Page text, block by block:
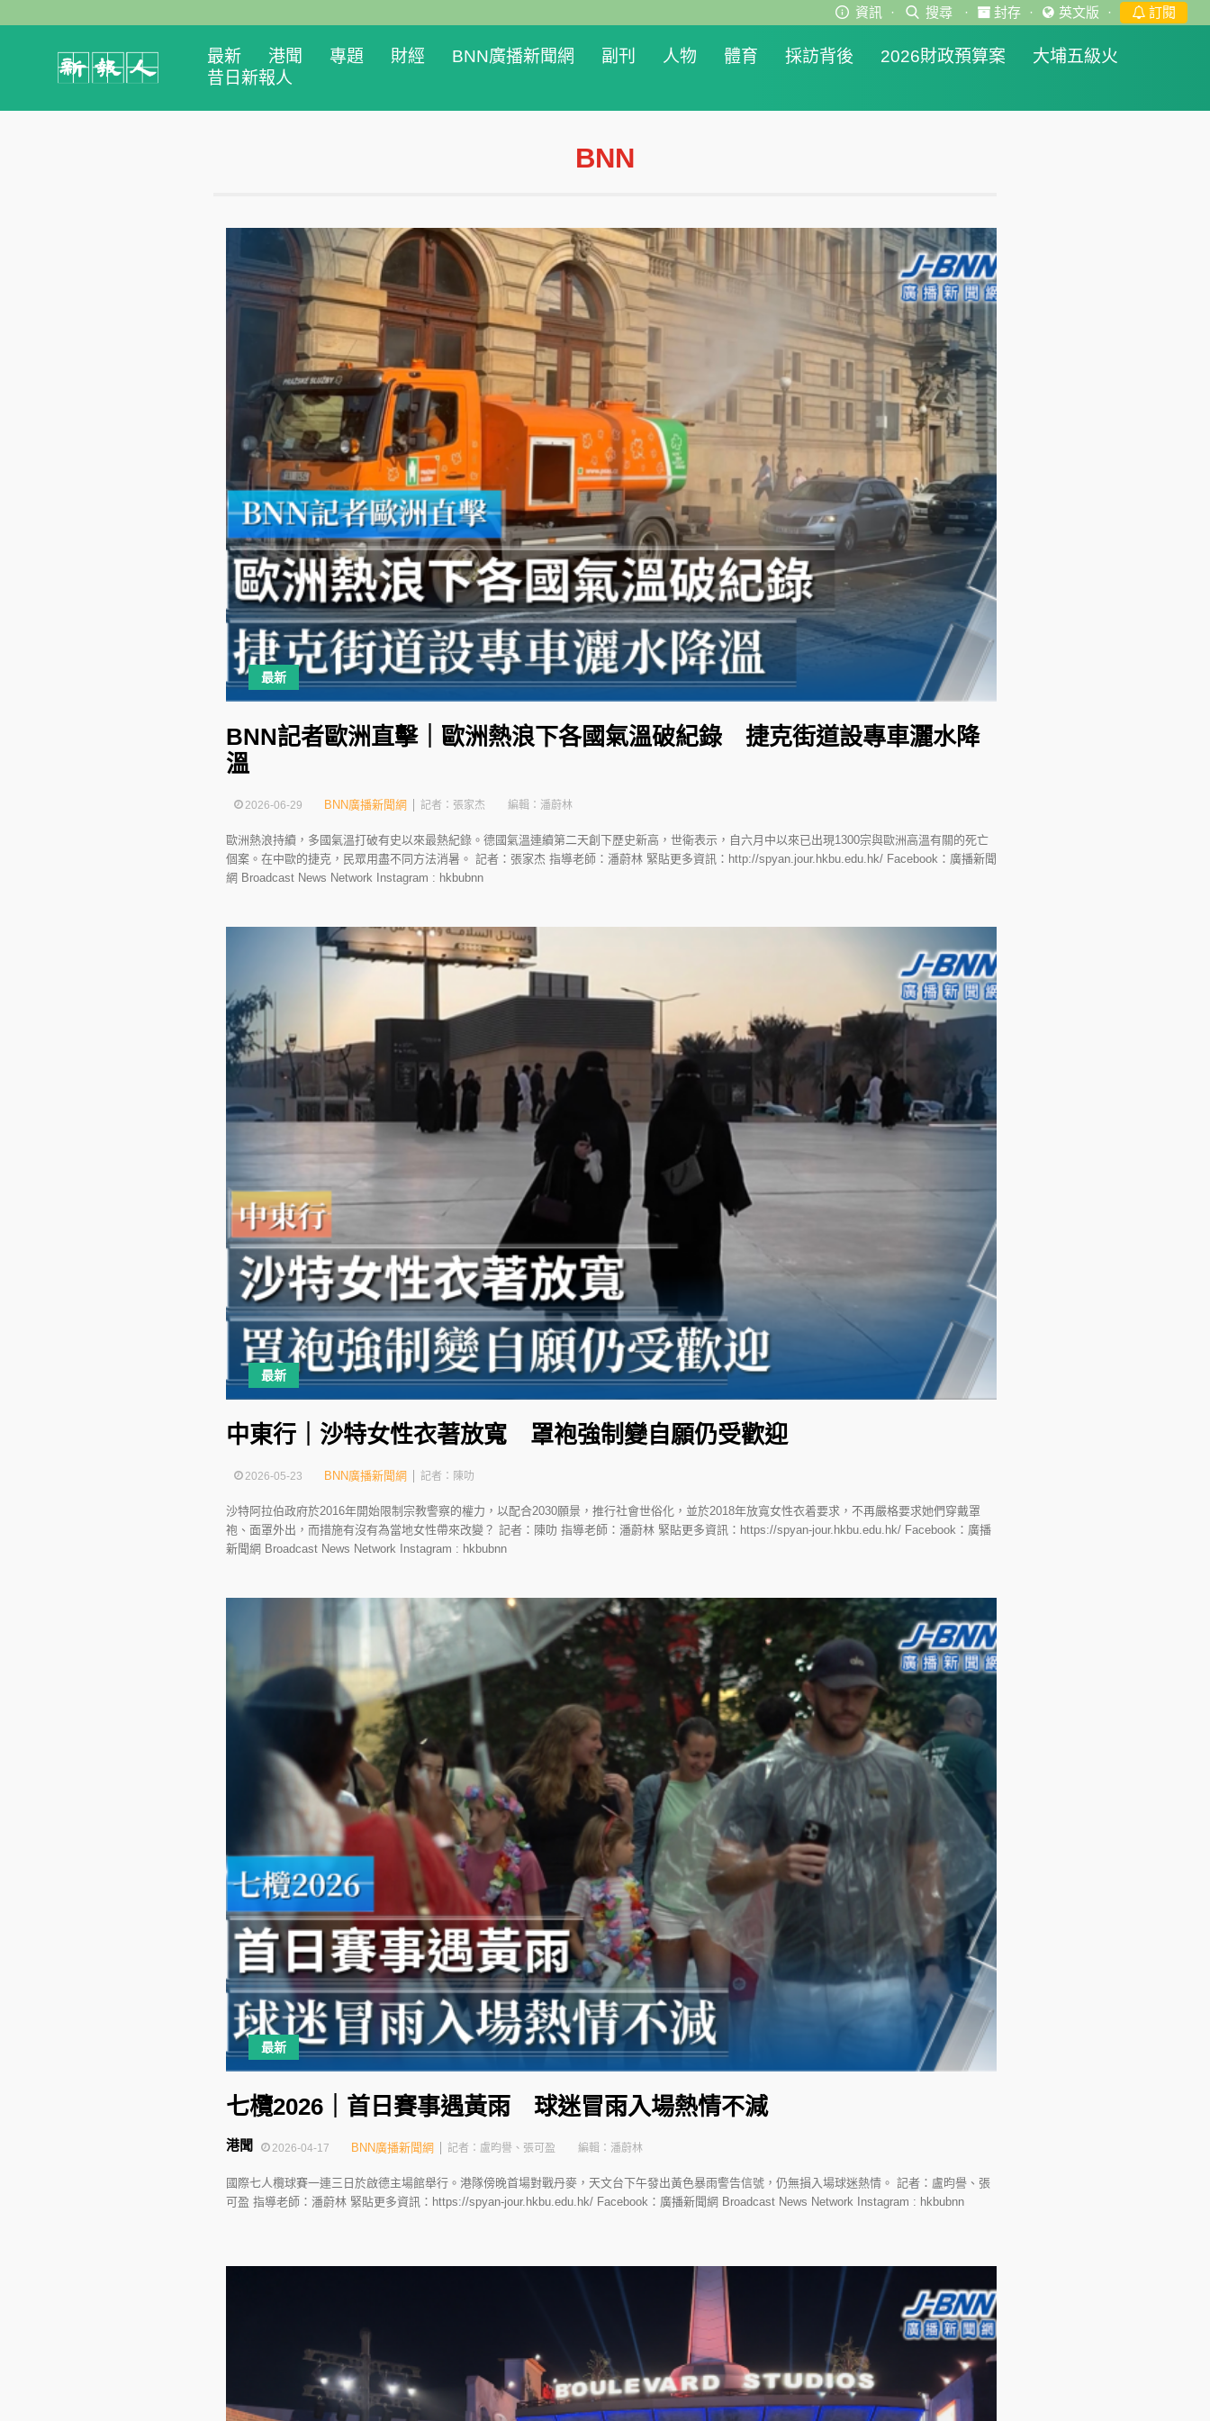
資訊 · 搜尋 · 封存 · 英文版 · 訂閱
最新 港聞 專題 財經 BNN廣播新聞網 副刊 人物 體育 採訪背後 2026財政預算案
大埔五級火
昔日新報人
BNN
最新
BNN記者歐洲直擊｜歐洲熱浪下各國氣溫破紀錄 捷克街道設專車灑水降
溫
2026-06-29 BNN廣播新聞網 記者：張家杰 編輯：潘蔚林
歐洲熱浪持續，多國氣溫打破有史以來最熱紀錄。德國氣溫連續第二天創下歷史新高，世衛表示，自六月中以來已出現1300宗與歐洲高溫有關的死亡
個案。在中歐的捷克，民眾用盡不同方法消暑。 記者：張家杰 指導老師：潘蔚林 緊貼更多資訊：http://spyan.jour.hkbu.edu.hk/ Facebook：廣播新聞
網 Broadcast News Network Instagram : hkbubnn
最新
中東行｜沙特女性衣著放寬 罩袍強制變自願仍受歡迎
2026-05-23 BNN廣播新聞網 記者：陳叻
沙特阿拉伯政府於2016年開始限制宗教警察的權力，以配合2030願景，推行社會世俗化，並於2018年放寬女性衣着要求，不再嚴格要求她們穿戴罩
袍、面罩外出，而措施有沒有為當地女性帶來改變？ 記者：陳叻 指導老師：潘蔚林 緊貼更多資訊：https://spyan-jour.hkbu.edu.hk/ Facebook：廣播
新聞網 Broadcast News Network Instagram : hkbubnn
最新
七欖2026｜首日賽事遇黃雨 球迷冒雨入場熱情不減
2026-04-17
港聞 BNN廣播新聞網 記者：盧昀譽、張可盈 編輯：潘蔚林
國際七人欖球賽一連三日於啟德主場館舉行。港隊傍晚首場對戰丹麥，天文台下午發出黃色暴雨警告信號，仍無損入場球迷熱情。 記者：盧昀譽、張
可盈 指導老師：潘蔚林 緊貼更多資訊：https://spyan-jour.hkbu.edu.hk/ Facebook：廣播新聞網 Broadcast News Network Instagram : hkbubnn